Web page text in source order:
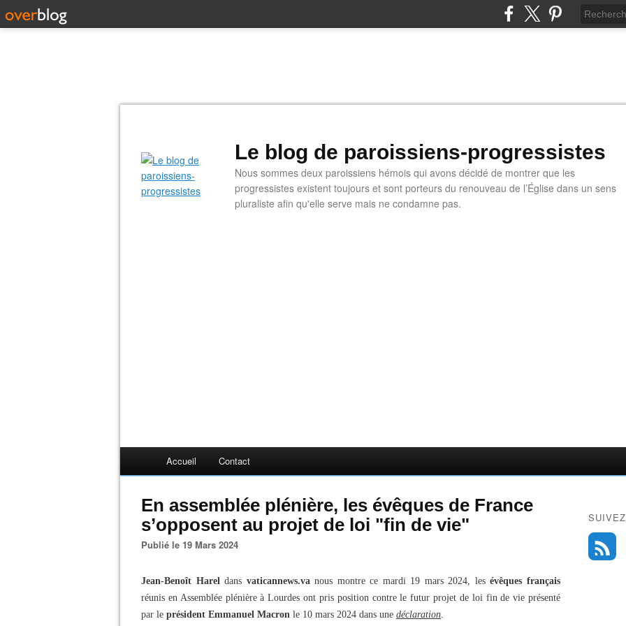
Le blog de paroissiens-progressistes
Nous sommes deux paroissiens hémois qui avons décidé de montrer que les
progressistes existent toujours et sont porteurs du renouveau de l’Église dans un sens
pluraliste afin qu'elle serve mais ne condamne pas.
Accueil Contact
En assemblée plénière, les évêques de France
s’opposent au projet de loi "fin de vie"
Publié le 19 Mars 2024
Jean-Benoît Hareldans vaticannews.vanous montre ce mardi 19 mars 2024, lesévêques français
réunis en Assemblée plénière à Lourdes ont pris position contre le futur projet de loi fin de vie présenté
par le président Emmanuel Macron le 10 mars 2024 dans une déclaration.